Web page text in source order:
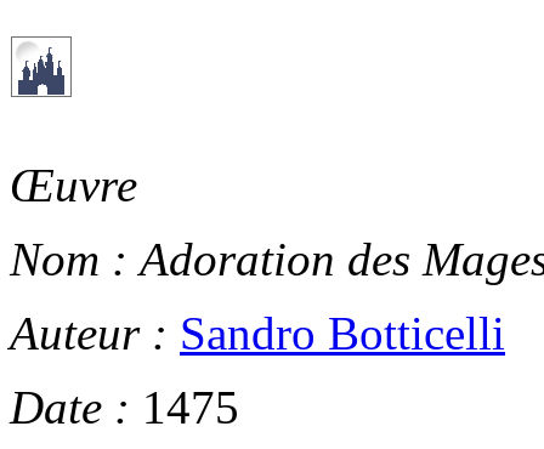
Œuvre
Nom : Adoration des
Auteur : Sandro Botticelli
Date : 1475